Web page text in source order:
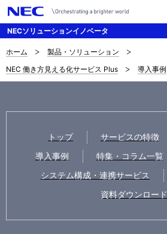
NECソリューションイノベータ
ナ
ビ
ー
サ
イ
ホーム
製品・ソリューション
NEC 働き方見える化サービス Plus
導入事例
トップ サービスの特徴
導入事例
特集・コラム一覧
システム構成・連携サービス
資料ダウンロード